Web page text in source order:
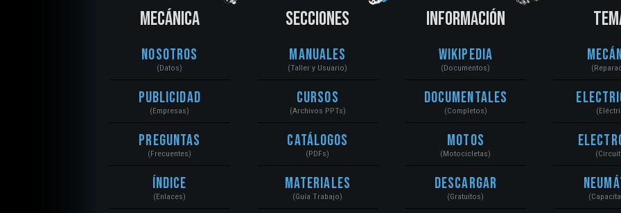
MECÁNICA
Nosotros
(Datos)
Publicidad
(Empresas)
Preguntas
(Frecuentes)
Índice
(Enlaces)
SECCIONES
Manuales
(Taller y Usuario)
Cursos
(Archivos PPTs)
Catálogos
(PDFs)
Materiales
(Guía Trabajo)
INFORMACIÓN
Wikipedia
(Documentos)
Documentales
(Completos)
Motos
(Motocicletas)
Descargar
(Gratuitos)